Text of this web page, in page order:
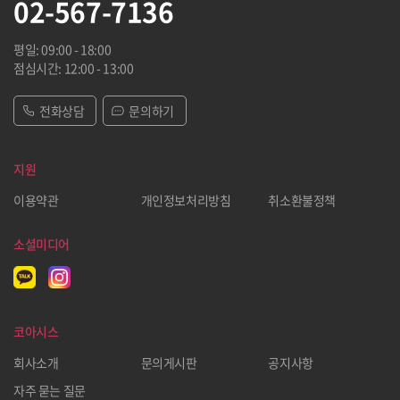
02-567-7136
평일: 09:00 - 18:00
점심시간: 12:00 - 13:00
전화상담 문의하기
지원
이용약관
개인정보처리방침 취소환불정책
소셜미디어
코아시스
회사소개
문의게시판
공지사항
자주 묻는 질문